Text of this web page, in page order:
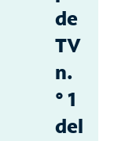
de
TV
n.
° 1
del